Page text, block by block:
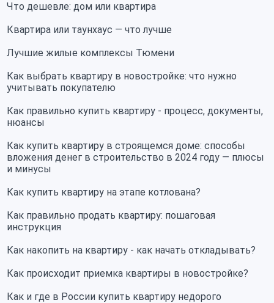
Что дешевле: дом или квартира
Квартира или таунхаус — что лучше
Лучшие жилые комплексы Тюмени
Как выбрать квартиру в новостройке: что нужно
учитывать покупателю
Как правильно купить квартиру - процесс, документы,
нюансы
Как купить квартиру в строящемся доме: способы
вложения денег в строительство в 2024 году — плюсы
и минусы
Как купить квартиру на этапе котлована?
Как правильно продать квартиру: пошаговая
инструкция
Как накопить на квартиру - как начать откладывать?
Как происходит приемка квартиры в новостройке?
Как и где в России купить квартиру недорого